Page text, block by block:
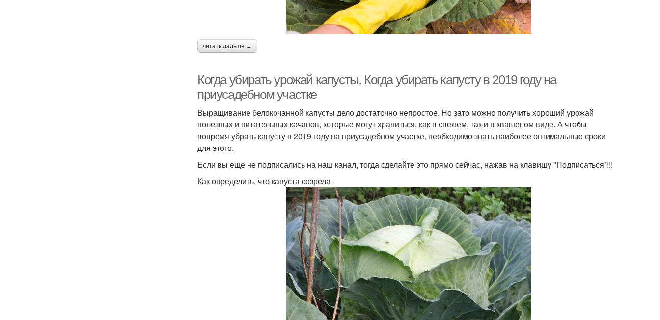
читать дальше →
Когда убирать урожай капусты. Когда убирать капусту в 2019 году на
приусадебном участке
Выращивание белокочанной капусты дело достаточно непростое. Но зато можно получить хороший урожай
полезных и питательных кочанов, которые могут храниться, как в свежем, так и в квашеном виде. А чтобы
вовремя убрать капусту в 2019 году на приусадебном участке, необходимо знать наиболее оптимальные сроки
для этого.
Если вы еще не подписались на наш канал, тогда сделайте это прямо сейчас, нажав на клавишу "Подписаться"!!!
Как определить, что капуста созрела